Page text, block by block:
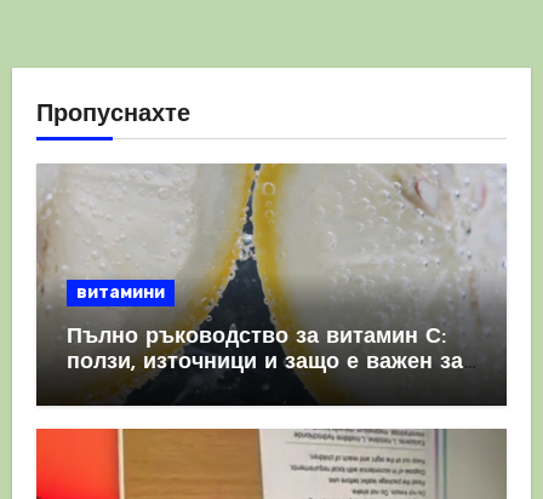
Пропуснахте
витамини
Пълно ръководство за витамин С:
ползи, източници и защо е важен за
имунната система